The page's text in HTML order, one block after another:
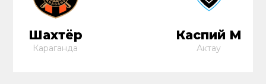
Шахтёр
Караганда
Каспий М
Актау